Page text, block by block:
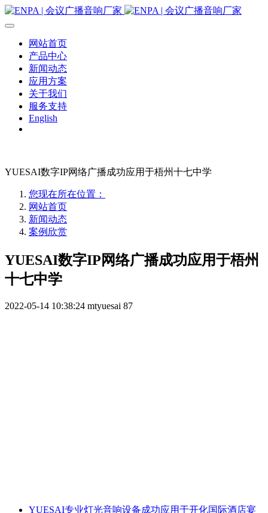
网站首页
产品中心
新闻动态
应用方案
关于我们
服务支持
English
YUESAI数字IP网络广播成功应用于梧州十七中学
您现在所在位置：
网站首页
新闻动态
案例欣赏
YUESAI数字IP网络广播成功应用于梧州
十七中学
2022-05-14 10:38:24 mtyuesai 87
YUESAI专业灯光音响设备成功应用于开化国际酒店宴